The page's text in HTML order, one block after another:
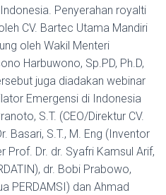
Penyerahan royalti
CV. Bartec Utama Mandiri
oleh Wakil Menteri
Harbuwono, Sp.PD, Ph.D,
juga diadakan webinar
Emergensi di Indonesia
S.T. (CEO/Direktur CV.
Basari, S.T., M. Eng (Inventor
Prof. Dr. dr. Syafri Kamsul Arif,
dr. Bobi Prabowo,
PERDAMSI) dan Ahmad